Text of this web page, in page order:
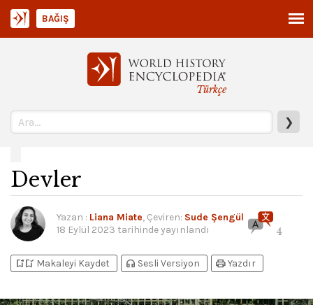
Türkçe
❯
BAĞIŞ
Devler
Yazan : Liana Miate, Çeviren: Sude Şengül
18 Eylül 2023 tarihinde yayınlandı 4
bookmark_addbookmark_added Makaleyi Kaydet headphones Sesli Versiyon printYazdır